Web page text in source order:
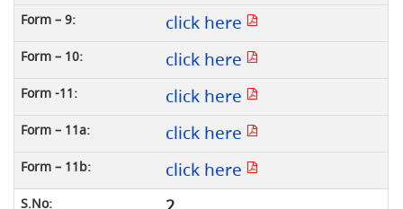
click here
click here
click here
click here
click here